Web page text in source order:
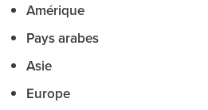
Amérique
Pays arabes
Asie
Europe